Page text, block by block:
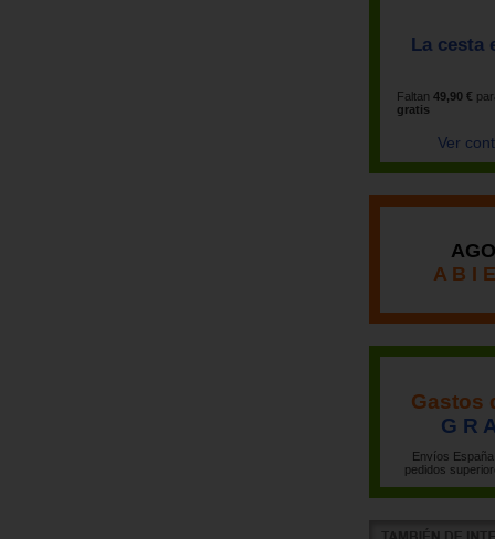
La cesta
Faltan 49,90 €
gratis
Ver
A B I
Gastos
G R
Envíos
pedidos